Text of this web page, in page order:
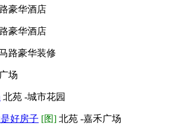
豪华酒店
豪华酒店
路豪华装修
场
北苑 -城市花园
好房子 [图] 北苑 -嘉禾广场